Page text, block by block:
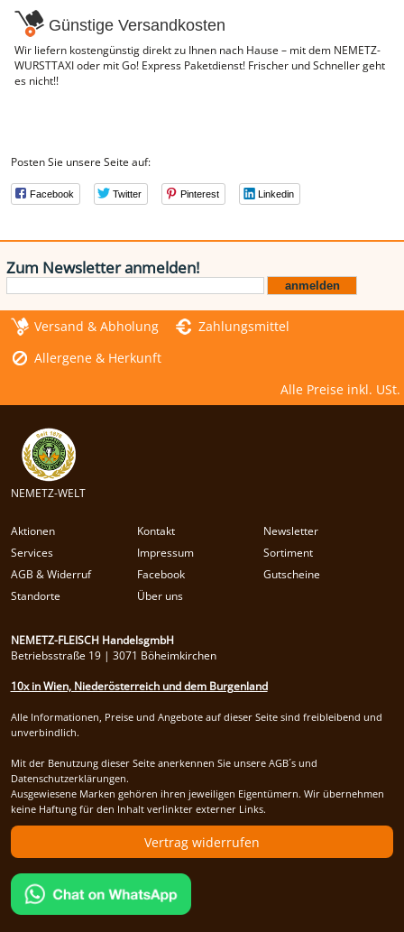
Günstige Versandkosten
Wir liefern kostengünstig direkt zu Ihnen nach Hause – mit dem NEMETZ-
WURSTTAXI oder mit Go! Express Paketdienst! Frischer und Schneller geht
es nicht!!
Posten Sie unsere Seite auf:
Facebook Twitter Pinterest Linkedin
Zum Newsletter anmelden!
Versand & Abholung
Zahlungsmittel
Allergene & Herkunft
Alle Preise inkl. USt.
NEMETZ-WELT
Aktionen Kontakt
Newsletter
Services
Impressum
Sortiment
AGB & Widerruf
Facebook
Gutscheine
Standorte
Über uns
NEMETZ-FLEISCH HandelsgmbH
Betriebsstraße 19 | 3071 Böheimkirchen
10x in Wien, Niederösterreich und dem Burgenland
Alle Informationen, Preise und Angebote auf dieser Seite sind freibleibend und
unverbindlich.
Mit der Benutzung dieser Seite anerkennen Sie unsere AGB´s und
Datenschutzerklärungen.
Ausgewiesene Marken gehören ihren jeweiligen Eigentümern. Wir übernehmen
keine Haftung für den Inhalt verlinkter externer Links.
Vertrag widerrufen